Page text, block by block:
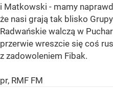
i Matkowski - mamy
że nasi grają tak blisko
Radwańskie walczą w
przerwie wreszcie się coś
z zadowoleniem Fibak.
pr, RMF FM